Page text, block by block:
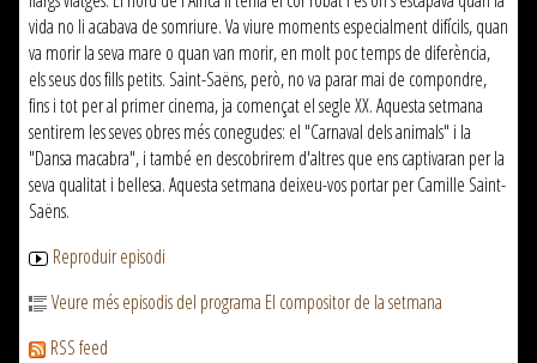
vida no li acabava de somriure. Va viure moments especialment difícils, quan
va morir la seva mare o quan van morir, en molt poc temps de diferència,
els seus dos fills petits. Saint-Saëns, però, no va parar mai de compondre,
fins i tot per al primer cinema, ja començat el segle XX. Aquesta setmana
sentirem les seves obres més conegudes: el "Carnaval dels animals" i la
"Dansa macabra", i també en descobrirem d'altres que ens captivaran per la
seva qualitat i bellesa. Aquesta setmana deixeu-vos portar per Camille Saint-
Saëns.
Reproduir episodi
Veure més episodis del programa El compositor de la setmana
RSS feed